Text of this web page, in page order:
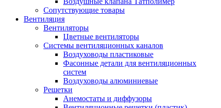
Сопутствующие товары
Вентиляция
Вентиляторы
Цветные вентиляторы
Системы вентиляционных каналов
Воздуховоды пластиковые
Фасонные детали для вентиляционных
систем
Воздуховоды алюминиевые
Решетки
Анемостаты и диффузоры